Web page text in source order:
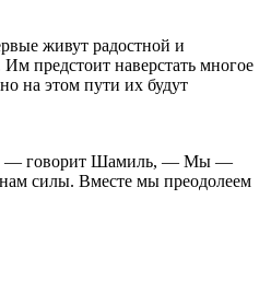
живут радостной и
предстоит наверстать многое
на этом пути их будут
— говорит Шамиль, — Мы —
силы. Вместе мы преодолеем